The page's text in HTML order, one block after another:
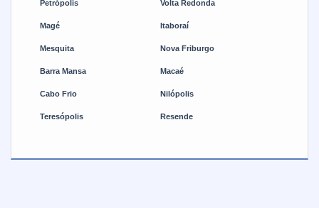
Petrópolis Volta Redonda
Magé Itaboraí
Mesquita Nova Friburgo
Barra Mansa Macaé
Cabo Frio Nilópolis
Teresópolis Resende